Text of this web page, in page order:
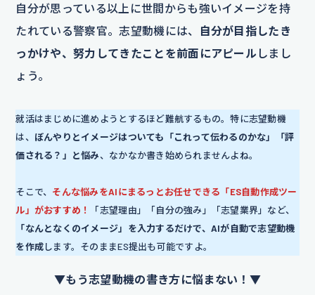
自分が思っている以上に世間からも強いイメージを持
たれている警察官。志望動機には、
自分が目指したき
っかけや、努力してきたことを前面にアピール しまし
ょう。
就活はまじめに進めようとするほど難航するもの。特に志望動機
は、 ぼんやりとイメージはついても「これって伝わるのかな」「評
価される？」と悩み、なかなか書き始められませんよね。
そこで、 そんな悩みをAIにまるっとお任せできる「ES自動作成ツー
ル」がおすすめ！
「志望理由」「自分の強み」「志望業界」など、
「なんとなくのイメージ」を入力するだけで、AIが自動で志望動機
を作成します。そのままES提出も可能ですよ。
▼もう志望動機の書き方に悩まない！▼